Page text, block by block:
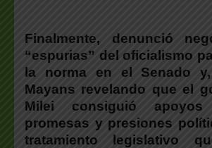
Finalmente, denunció
“espurias” del oficialismo
la norma en el Senado y,
Mayans revelando que el
Milei consiguió apoyos
promesas y presiones
tratamiento legislativo